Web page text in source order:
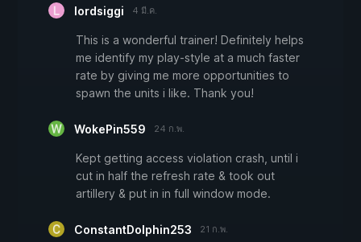
lordsiggi 4 มี.ค.
This is a wonderful trainer! Definitely helps
me identify my play-style at a much faster
rate by giving me more opportunities to
spawn the units i like. Thank you!
WokePin559 24 ก.พ.
Kept getting access violation crash, until i
cut in half the refresh rate & took out
artillery & put in in full window mode.
ConstantDolphin253 21 ก.พ.